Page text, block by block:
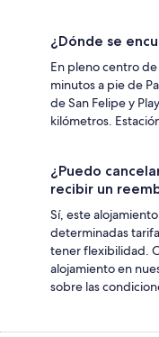
¿Dónde se
En pleno centro
minutos a pie de
de San Felipe y
kilómetros.
¿Puedo
recibir un
Sí, este
determinadas
tener flexibilidad.
alojamiento en
sobre las